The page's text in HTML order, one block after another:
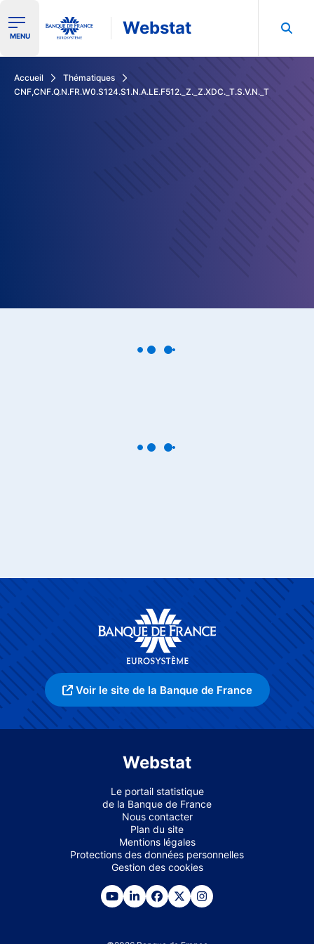
Ouvrir le menu de navigation
MENU Webstat
Accueil
Thématiques
CNF,CNF.Q.N.FR.W0.S124.S1.N.A.LE.F512._Z._Z.XDC._T.S.V.N._T
Voir le site de la Banque de France
Webstat
Le portail statistique
de la Banque de France
Nous contacter
Plan du site
Mentions légales
Protections des données personnelles
Gestion des cookies